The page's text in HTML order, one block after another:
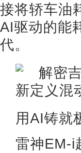
接将轿车油
AI驱动的能
代。
用AI铸就
雷神EM-i